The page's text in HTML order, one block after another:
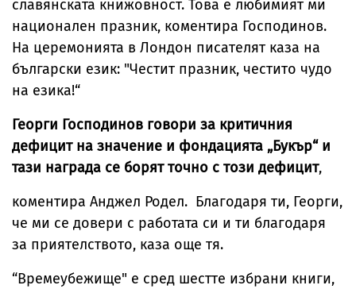
славянската книжовност. Това е любимият ми
национален празник, коментира Господинов.
На церемонията в Лондон писателят каза на
български език: "Честит празник, честито чудо
на езика!“
Георги Господинов говори за критичния
дефицит на значение и фондацията „Букър“ и
тази награда се борят точно с този дефицит,
коментира Анджел Родел. Благодаря ти, Георги,
че ми се довери с работата си и ти благодаря
за приятелството, каза още тя.
“Времеубежище" е сред шестте избрани книги,